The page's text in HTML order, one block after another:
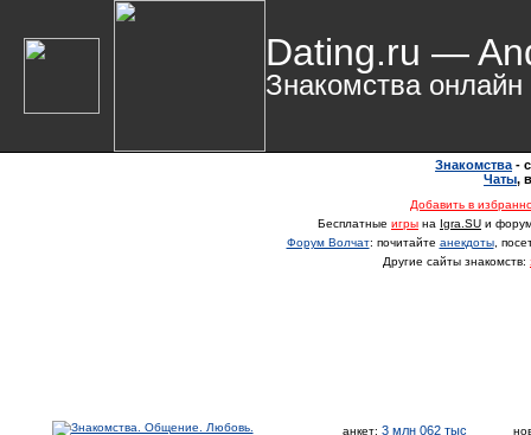
Dating.ru —
Знакомства онлайн
Знакомства -
Чаты,
Добавить в
Бесплатные игры на Igra.SU и
Форум Волчат: почитайте анекдоты,
Другие сайты знакомств:
анкет: 3 млн 062 тыс